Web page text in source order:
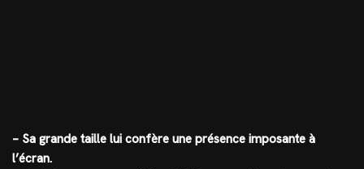
– Sa grande taille lui confère une présence imposante à
l’écran.